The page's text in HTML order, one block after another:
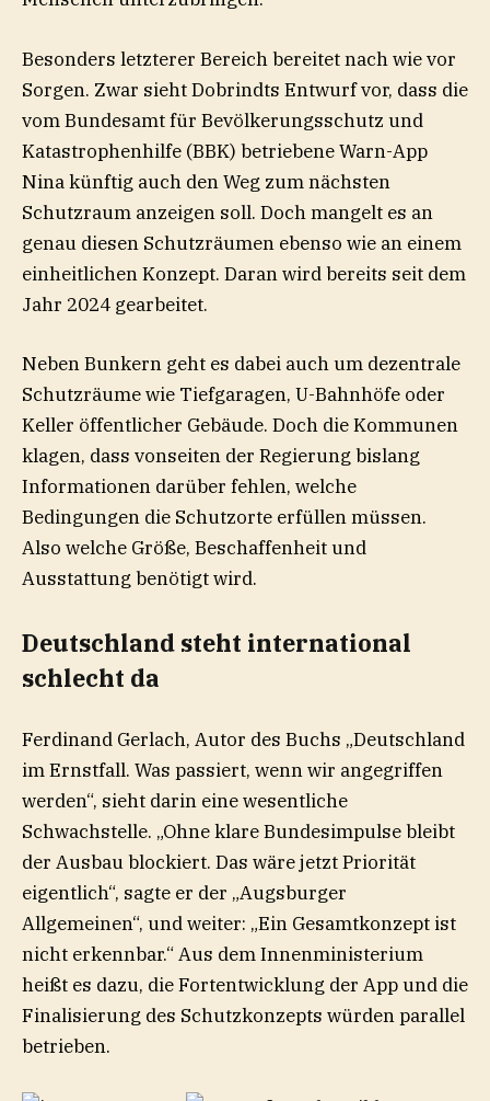
Besonders letzterer Bereich bereitet nach wie vor
Sorgen. Zwar sieht Dobrindts Entwurf vor, dass die
vom Bundesamt für Bevölkerungsschutz und
Katastrophenhilfe (BBK) betriebene Warn-App
Nina künftig auch den Weg zum nächsten
Schutzraum anzeigen soll. Doch mangelt es an
genau diesen Schutzräumen ebenso wie an einem
einheitlichen Konzept. Daran wird bereits seit dem
Jahr 2024 gearbeitet.
Neben Bunkern geht es dabei auch um dezentrale
Schutzräume wie Tiefgaragen, U-Bahnhöfe oder
Keller öffentlicher Gebäude. Doch die Kommunen
klagen, dass vonseiten der Regierung bislang
Informationen darüber fehlen, welche
Bedingungen die Schutzorte erfüllen müssen.
Also welche Größe, Beschaffenheit und
Ausstattung benötigt wird.
Deutschland steht international
schlecht da
Ferdinand Gerlach, Autor des Buchs „Deutschland
im Ernstfall. Was passiert, wenn wir angegriffen
werden“, sieht darin eine wesentliche
Schwachstelle. „Ohne klare Bundesimpulse bleibt
der Ausbau blockiert. Das wäre jetzt Priorität
eigentlich“, sagte er der „Augsburger
Allgemeinen“, und weiter: „Ein Gesamtkonzept ist
nicht erkennbar.“ Aus dem Innenministerium
heißt es dazu, die Fortentwicklung der App und die
Finalisierung des Schutzkonzepts würden parallel
betrieben.